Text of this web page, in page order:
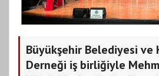
Büyükşehir Belediyesi
Derneği iş birliğiyle